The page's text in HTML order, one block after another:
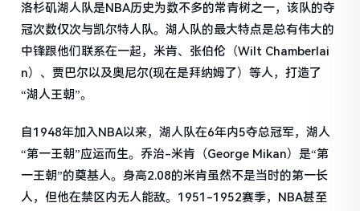
洛杉矶湖人队是NBA历史为数不多的常青树之一，该队的夺
冠次数仅次与凯尔特人队。湖人队的最大特点是总有伟大的
中锋跟他们联系在一起，米肯、张伯伦（Wilt Chamberlai
n）、贾巴尔以及奥尼尔(现在是拜纳姆了）等人，打造了
“湖人王朝”。
自1948年加入NBA以来，湖人队在6年内5夺总冠军，湖人
“第一王朝”应运而生。乔治-米肯（George Mikan）是“第
一王朝”的奠基人。身高2.08的米肯虽然不是当时的第一长
人，但他在禁区内无人能敌。1951-1952赛季，NBA甚至